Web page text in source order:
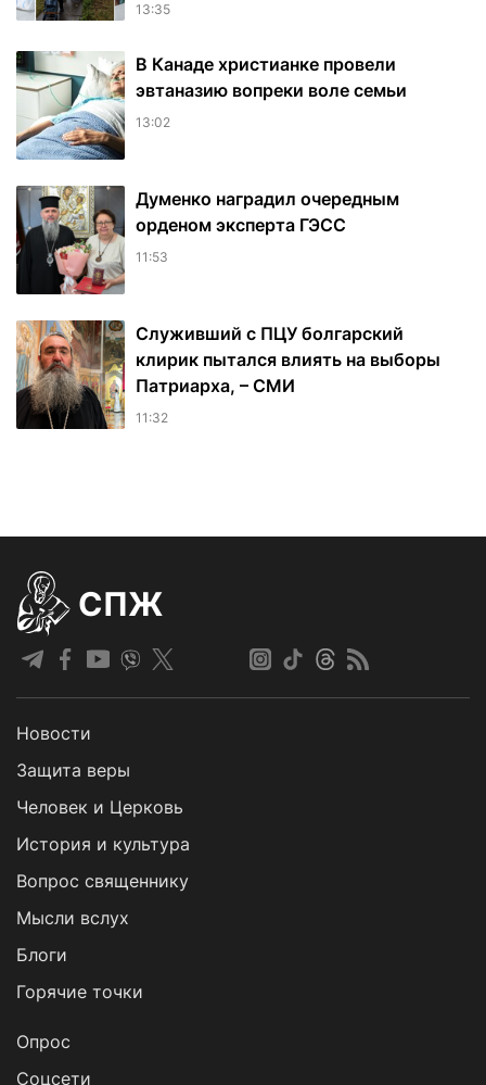
13:35
В Канаде христианке провели
эвтаназию вопреки воле семьи
13:02
Думенко наградил очередным
орденом эксперта ГЭСС
11:53
Служивший с ПЦУ болгарский
клирик пытался влиять на выборы
Патриарха, – СМИ
11:32
СПЖ
Новости
Защита веры
Человек и Церковь
История и культура
Вопрос священнику
Мысли вслух
Блоги
Горячие точки
Опрос
Cоцсети